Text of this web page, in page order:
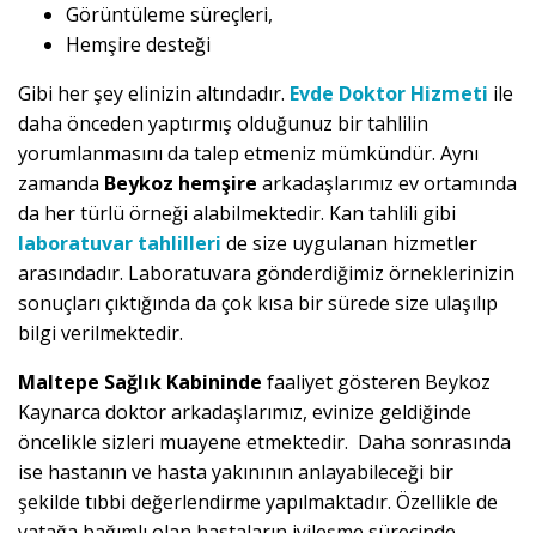
Görüntüleme süreçleri,
Hemşire desteği
Gibi her şey elinizin altındadır. Evde Doktor Hizmeti ile
daha önceden yaptırmış olduğunuz bir tahlilin
yorumlanmasını da talep etmeniz mümkündür. Aynı
zamanda Beykoz hemşire arkadaşlarımız ev ortamında
da her türlü örneği alabilmektedir. Kan tahlili gibi
laboratuvar tahlilleri de size uygulanan hizmetler
arasındadır. Laboratuvara gönderdiğimiz örneklerinizin
sonuçları çıktığında da çok kısa bir sürede size ulaşılıp
bilgi verilmektedir.
Maltepe Sağlık Kabininde faaliyet gösteren Beykoz
Kaynarca doktor arkadaşlarımız, evinize geldiğinde
öncelikle sizleri muayene etmektedir. Daha sonrasında
ise hastanın ve hasta yakınının anlayabileceği bir
şekilde tıbbi değerlendirme yapılmaktadır. Özellikle de